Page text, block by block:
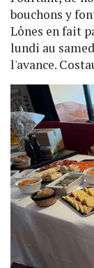
bouchons y
Lônes en fait
lundi au
l'avance.